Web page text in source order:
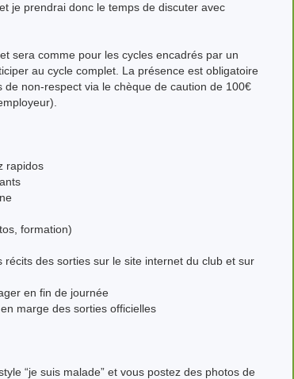
je prendrai donc le temps de discuter avec
sera comme pour les cycles encadrés par un
au cycle complet. La présence est obligatoire
non-respect via le chèque de caution de 100€
rapidos
formation)
des sorties sur le site internet du club et sur
en fin de journée
marge des sorties officielles
“je suis malade” et vous postez des photos de